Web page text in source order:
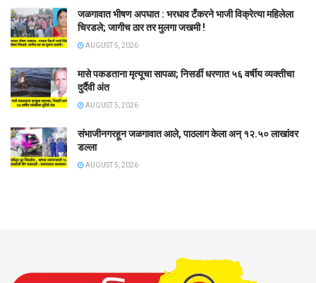
जळगावात भीषण अपघात : भरधाव टँकरने भाजी विक्रेत्या महिलेला
चिरडले; जागीच ठार तर मुलगा जखमी !
AUGUST 5, 2026
मासे पकडताना मृत्यूचा सापळा; निसर्डी धरणात ५६ वर्षीय व्यक्तीचा
दुर्दैवी अंत
AUGUST 5, 2026
संभाजीनगरहून जळगावात आले, पाठलाग केला अन् १२.५० लाखांवर
डल्ला
AUGUST 5, 2026